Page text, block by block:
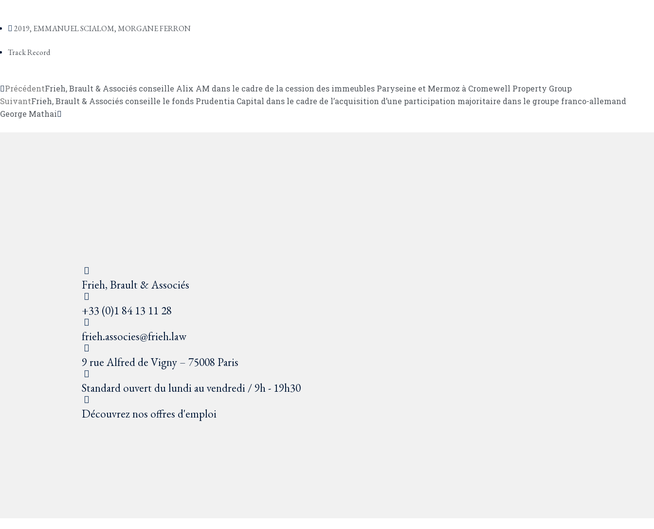
2019, EMMANUEL SCIALOM,MORGANE FERRON
Track Record
PrécédentFrieh, Brault & Associés conseille Alix AM dans le cadre de la cession des immeubles Paryseine et Mermoz à Cromewell Property Group
SuivantFrieh, Brault & Associés conseille le fonds Prudentia Capital dans le cadre de l’acquisition d’une participation majoritaire dans le groupe franco-allemand
George Mathai
Frieh, Brault & Associés
+33 (0)1 84 13 11 28
frieh.associes@frieh.law
9 rue Alfred de Vigny – 75008 Paris
Standard ouvert du lundi au vendredi / 9h - 19h30
Découvrez nos offres d'emploi